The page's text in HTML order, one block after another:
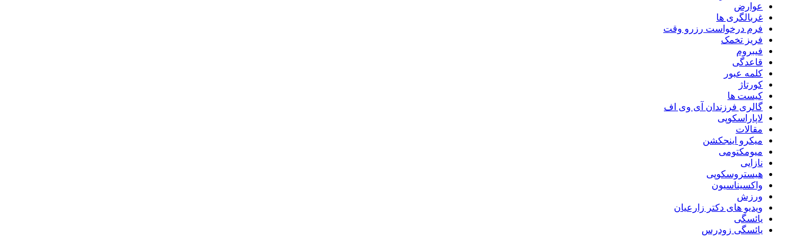
عوارض
غربالگری ها
فرم درخواست رزرو وقت
فریز تخمک
فیبروم
قاعدگی
کلمه عبور
کورتاژ
کیست ها
گالری فرزندان آی وی اف
لاپاراسکوپی
مقالات
میکرو اینجکشن
میومکتومی
نازایی
هیستروسکوپی
واکسیناسیون
ورزش
ویدیو های دکتر زارعیان
یائسگی
یائسگی زودرس